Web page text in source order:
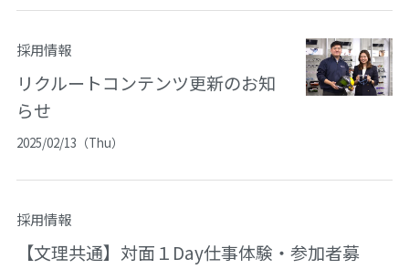
採用情報
リクルートコンテンツ更新のお知
らせ
2025/02/13（Thu）
採用情報
【文理共通】対面１Day仕事体験・参加者募